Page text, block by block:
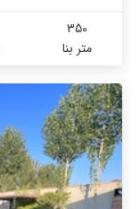
350
متر بنا